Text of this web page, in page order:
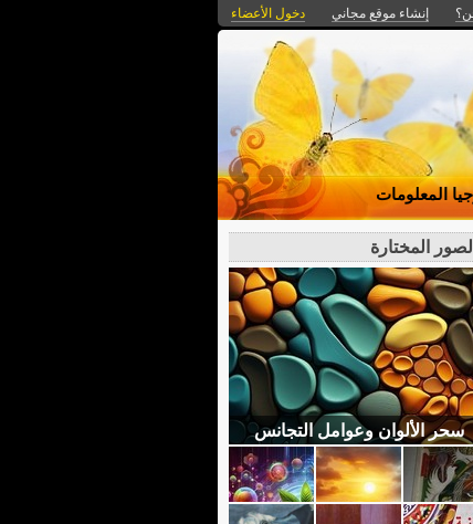
إنشاء موقع مجاني دخول الأعضاء
المعلومات
الصور المختارة
سحر الألوان وعوامل التجانس